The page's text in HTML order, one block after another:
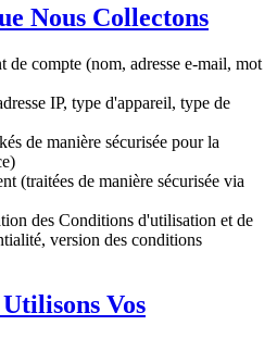
Nous Collectons
de compte (nom, adresse e-mail, mot
IP, type d'appareil, type de
de manière sécurisée pour la
(traitées de manière sécurisée via
des Conditions d'utilisation et de
version des conditions
Vos